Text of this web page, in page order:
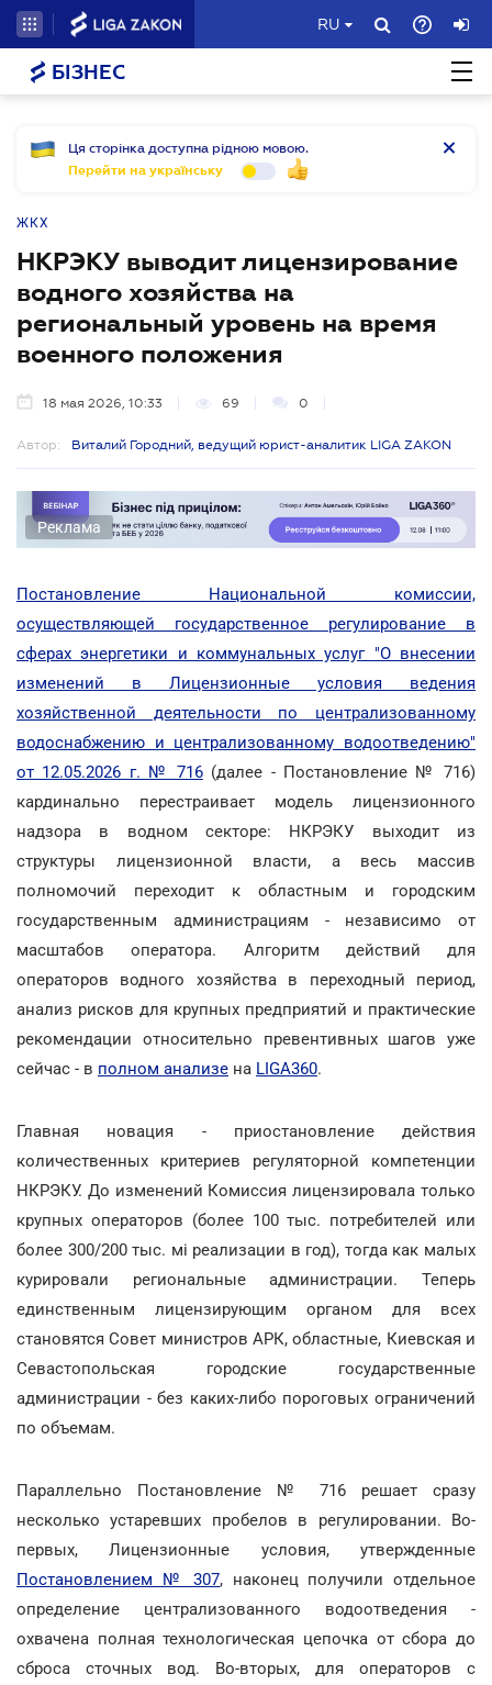
RU
БІЗНЕС
Ця сторінка доступна рідною мовою.
Перейти на українську
ЖКХ
НКРЭКУ выводит лицензирование
водного хозяйства на
региональный уровень на время
военного положения
18 мая 2026, 10:33 69 0
Автор: Виталий Городний, ведущий юрист-аналитик LIGA ZAKON
Реклама
Постановление Национальной комиссии,
осуществляющей государственное регулирование в
сферах энергетики и коммунальных услуг "О внесении
изменений в Лицензионные условия ведения
хозяйственной деятельности по централизованному
водоснабжению и централизованному водоотведению"
от 12.05.2026 г. № 716(далее - Постановление № 716)
кардинально перестраивает модель лицензионного
надзора в водном секторе: НКРЭКУ выходит из
структуры лицензионной власти, а весь массив
полномочий переходит к областным и городским
государственным администрациям - независимо от
масштабов оператора. Алгоритм действий для
операторов водного хозяйства в переходный период,
анализ рисков для крупных предприятий и практические
рекомендации относительно превентивных шагов уже
сейчас - в полном анализе на LIGA360.
Главная новация - приостановление действия
количественных критериев регуляторной компетенции
НКРЭКУ. До изменений Комиссия лицензировала только
крупных операторов (более 100 тыс. потребителей или
более 300/200 тыс. мі реализации в год), тогда как малых
курировали региональные администрации. Теперь
единственным лицензирующим органом для всех
становятся Совет министров АРК, областные, Киевская и
Севастопольская городские государственные
администрации - без каких-либо пороговых ограничений
по объемам.
Параллельно Постановление № 716 решает сразу
несколько устаревших пробелов в регулировании. Во-
первых, Лицензионные условия, утвержденные
Постановлением № 307, наконец получили отдельное
определение централизованного водоотведения -
охвачена полная технологическая цепочка от сбора до
сброса сточных вод. Во-вторых, для операторов с